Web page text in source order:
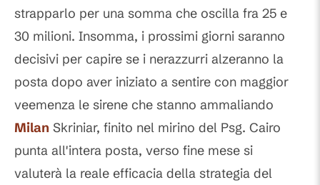
strapparlo per una somma che oscilla fra 25 e
30 milioni. Insomma, i prossimi giorni saranno
decisivi per capire se i nerazzurri alzeranno la
posta dopo aver iniziato a sentire con maggior
veemenza le sirene che stanno ammaliando
Milan Skriniar, finito nel mirino del Psg. Cairo
punta all'intera posta, verso fine mese si
valuterà la reale efficacia della strategia del